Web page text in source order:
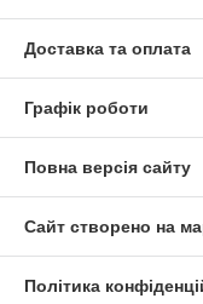
Доставка та оплата
Графік роботи
Повна версія сайту
Сайт створено на
Політика